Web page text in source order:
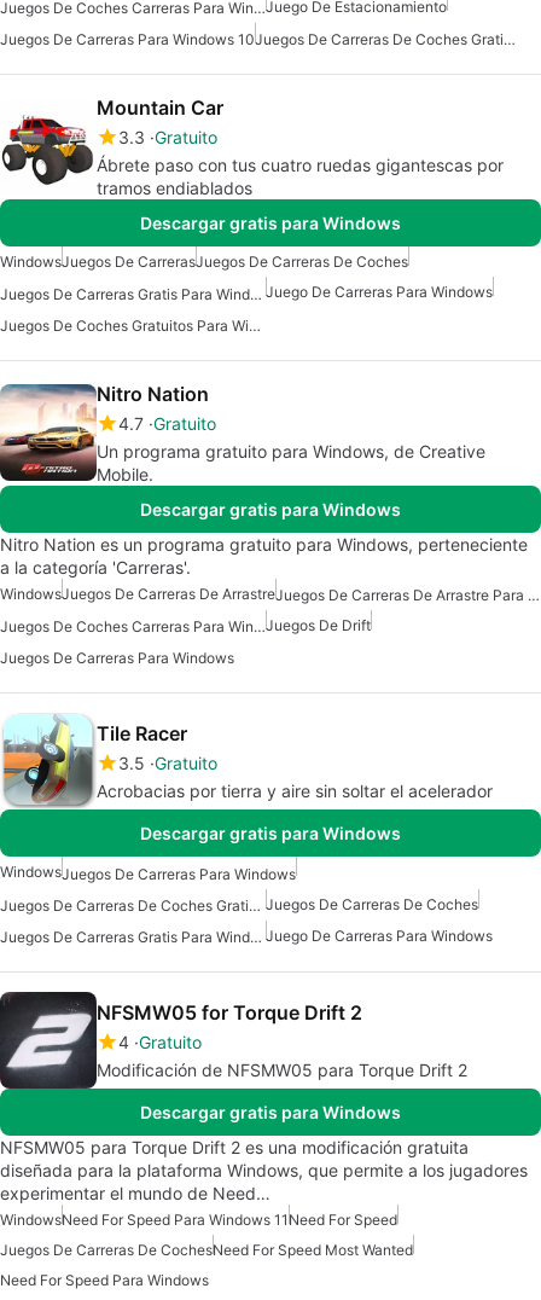
Juegos De Coches Carreras Para WindowsJuego De Estacionamiento
Juegos De Carreras Para Windows 10
Juegos De Carreras De Coches Gratis Para Windows
Mountain Car
3.3 Gratuito
Ábrete paso con tus cuatro ruedas gigantescas por
tramos endiablados
Descargar gratis para Windows
WindowsJuegos De CarrerasJuegos De Carreras De Coches
Juegos De Carreras Gratis Para Windows Juego De Carreras Para Windows
Juegos De Coches Gratuitos Para Windows
Nitro Nation
4.7 Gratuito
Un programa gratuito para Windows, de Creative
Mobile.
Descargar gratis para Windows
Nitro Nation es un programa gratuito para Windows, perteneciente
a la categoría 'Carreras'.
WindowsJuegos De Carreras De Arrastre
Juegos De Carreras De Arrastre Para Windows
Juegos De Coches Carreras Para WindowsJuegos De Drift
Juegos De Carreras Para Windows
Tile Racer
3.5 Gratuito
Acrobacias por tierra y aire sin soltar el acelerador
Descargar gratis para Windows
WindowsJuegos De Carreras Para Windows
Juegos De Carreras De Coches Gratis Para Windows Juegos De Carreras De Coches
Juegos De Carreras Gratis Para Windows Juego De Carreras Para Windows
NFSMW05 for Torque Drift 2
4 Gratuito
Modificación de NFSMW05 para Torque Drift 2
Descargar gratis para Windows
NFSMW05 para Torque Drift 2 es una modificación gratuita
diseñada para la plataforma Windows, que permite a los jugadores
experimentar el mundo de Need…
WindowsNeed For Speed Para Windows 11Need For Speed
Juegos De Carreras De CochesNeed For Speed Most Wanted
Need For Speed Para Windows